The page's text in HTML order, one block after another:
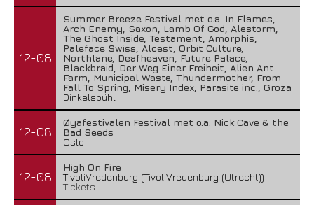
12-08
Summer Breeze Festival met o.a. In Flames,
Arch Enemy, Saxon, Lamb Of God, Alestorm,
The Ghost Inside, Testament, Amorphis,
Paleface Swiss, Alcest, Orbit Culture,
Northlane, Deafheaven, Future Palace,
Blackbraid, Der Weg Einer Freiheit, Alien Ant
Farm, Municipal Waste, Thundermother, From
Fall To Spring, Misery Index, Parasite inc., Groza
Dinkelsbühl
12-08
Øyafestivalen Festival met o.a. Nick Cave & the
Bad Seeds
Oslo
12-08
High On Fire
TivoliVredenburg (TivoliVredenburg (Utrecht))
Tickets